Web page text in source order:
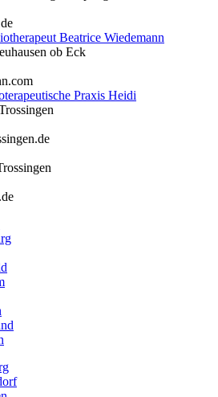
Beatrice Wiedemann
ob Eck
Praxis Heidi